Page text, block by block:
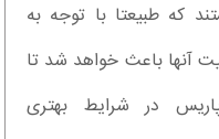
که طبیعتا با توجه به
باعث خواهد شد تا
حضور در المپیک ۲۰۲۴ پاریس در شرایط بهتری